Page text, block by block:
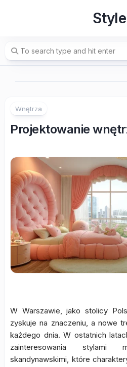
Wnętrza
Projektowanie
W Warszawie, jako stolicy
zyskuje na znaczeniu, a nowe
każdego dnia. W ostatnich
zainteresowania stylami
skandynawskimi, które